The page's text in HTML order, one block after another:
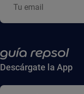
Descárgate la App